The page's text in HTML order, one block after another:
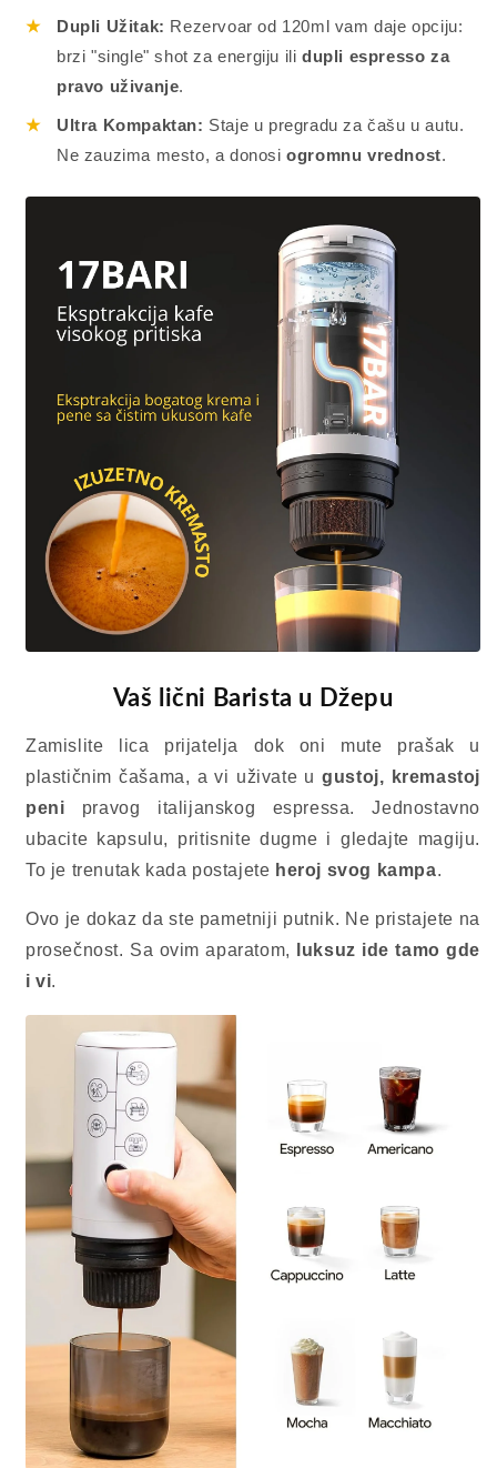
★ Dupli Užitak: Rezervoar od 120ml vam daje opciju:
brzi "single" shot za energiju ilidupli espresso za
pravo uživanje.
★ Ultra Kompaktan: Staje u pregradu za čašu u autu.
Ne zauzima mesto, a donosiogromnu vrednost.
Vaš lični Barista u Džepu
Zamislite lica prijatelja dok oni mute prašak u
plastičnim čašama, a vi uživate ugustoj, kremastoj
peni pravog italijanskog espressa. Jednostavno
ubacite kapsulu, pritisnite dugme i gledajte magiju.
To je trenutak kada postajete heroj svog kampa.
Ovo je dokaz da ste pametniji putnik. Ne pristajete na
prosečnost. Sa ovim aparatom,
luksuz ide tamo gde
i vi.